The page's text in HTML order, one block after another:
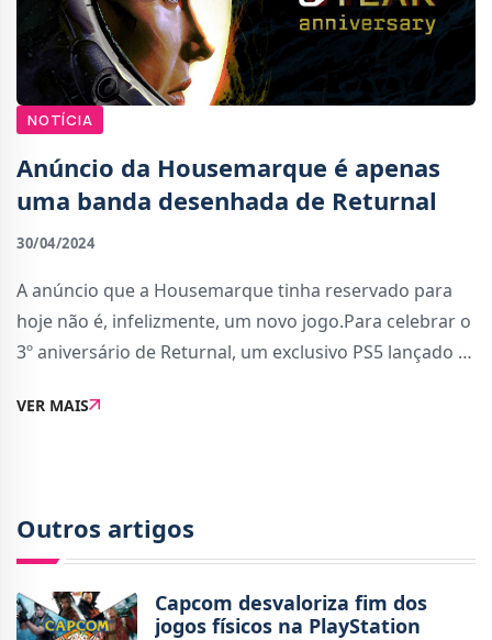
NOTÍCIA
Anúncio da Housemarque é apenas
uma banda desenhada de Returnal
30/04/2024
A anúncio que a Housemarque tinha reservado para
hoje não é, infelizmente, um novo jogo.Para celebrar o
3º aniversário de Returnal, um exclusivo PS5 lançado a
versão animada de Fallen Asteria, um
VER MAIS
Outros artigos
Capcom desvaloriza fim dos
jogos físicos na PlayStation